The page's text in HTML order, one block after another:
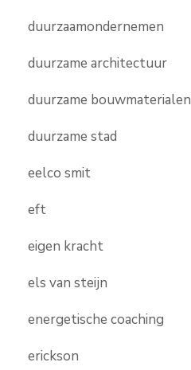
duurzaamondernemen
duurzame architectuur
duurzame bouwmaterialen
duurzame stad
eelco smit
eft
eigen kracht
els van steijn
energetische coaching
erickson